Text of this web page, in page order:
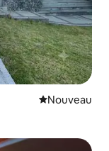
Nouvel
Nouveau